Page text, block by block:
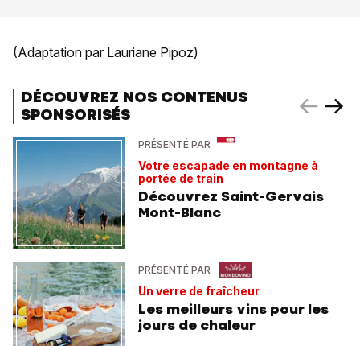
(Adaptation par Lauriane Pipoz)
DÉCOUVREZ NOS CONTENUS
SPONSORISÉS
PRÉSENTÉ PAR
Votre escapade en montagne à
portée de train
Découvrez Saint-Gervais
Mont-Blanc
PRÉSENTÉ PAR
Un verre de fraîcheur
Les meilleurs vins pour les
jours de chaleur